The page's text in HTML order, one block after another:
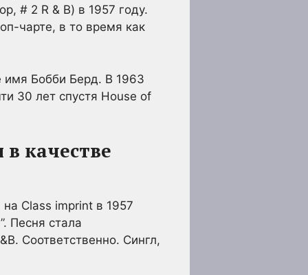
# 2 R & B) в 1957 году.
чарте, в то время как
имя Бобби Берд. В 1963
30 лет спустя House of
качестве
Class imprint в 1957
Песня стала
Соответственно. Сингл,